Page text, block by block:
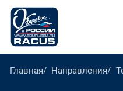
Главная Направления